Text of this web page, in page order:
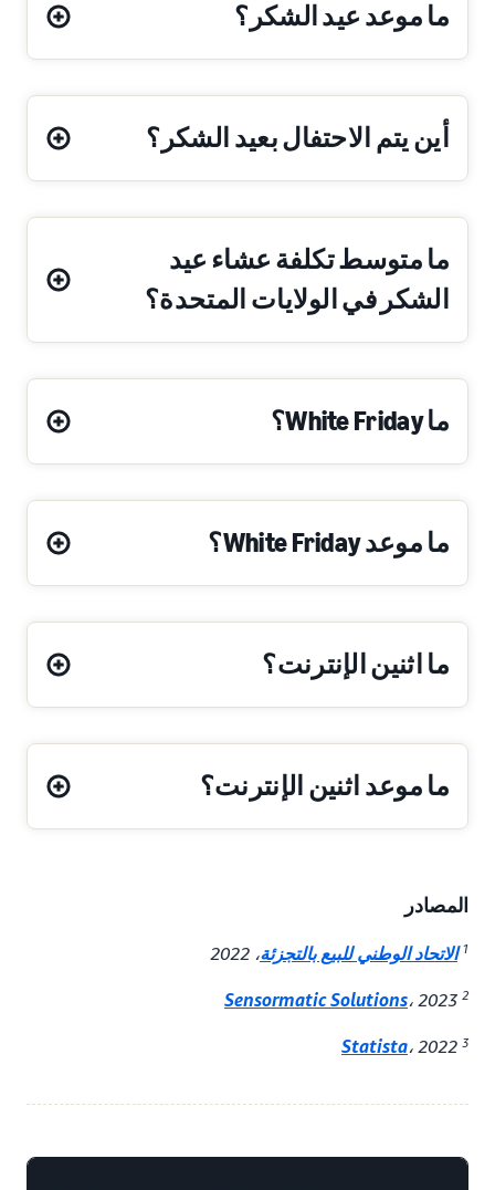
ما موعد عيد الشكر؟
أين يتم الاحتفال بعيد الشكر؟
ما متوسط تكلفة عشاء عيد
الشكر في الولايات المتحدة؟
ما White Friday؟
ما موعد White Friday؟
ما اثنين الإنترنت؟
ما موعد اثنين الإنترنت؟
المصادر
1 الاتحاد الوطني للبيع بالتجزئة، 2022
2
Sensormatic Solutions، 2023
3
Statista، 2022